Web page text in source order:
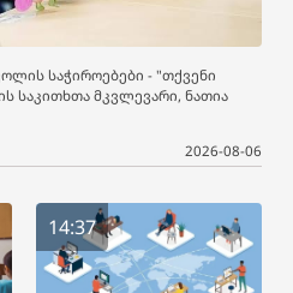
საჭიროებები - "თქვენი
საკითხთა მკვლევარი, ნათია
2026-08-06
14:37